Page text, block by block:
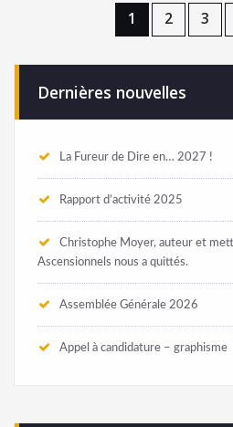
1 2 3
Dernières nouvelles
La Fureur de Dire en… 2027 !
Rapport d’activité 2025
Christophe Moyer, auteur et
Ascensionnels nous a quittés.
Assemblée Générale 2026
Appel à candidature – graphisme